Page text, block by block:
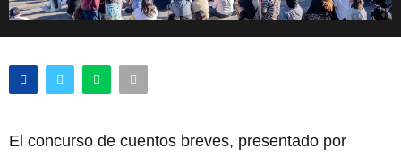
El concurso de cuentos breves, presentado por